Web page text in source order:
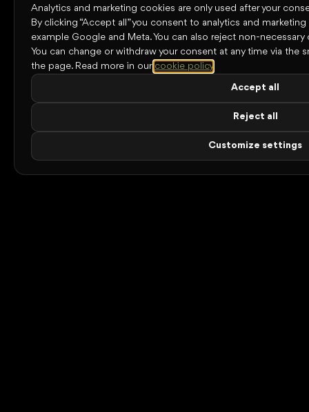
Analytics and marketing cookies are only used after your
By clicking “Accept all” you consent to analytics and
example Google and Meta. You can also reject non-
You can change or withdraw your consent at any time via
the page. Read more in our cookie policy
Accept all
Reject all
Customize settings